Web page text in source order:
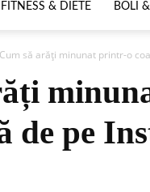
FITNESS & DIETE BOLI
Cum să arăți minunat printr-o
de pe